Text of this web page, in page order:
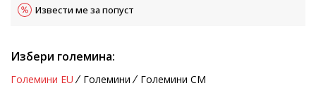
Извести ме за попуст
Избери големина:
Големини EU Големини Големини CM